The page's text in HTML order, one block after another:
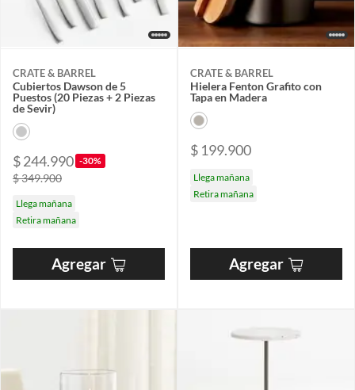
CRATE & BARREL
Cubiertos Dawson de 5
Puestos (20 Piezas + 2 Piezas
de Sevir)
$ 244.990 -30%
$ 349.900
Llega mañana
Retira mañana
Agregar
CRATE & BARREL
Hielera Fenton Grafito con
Tapa en Madera
$ 199.900
Llega mañana
Retira mañana
Agregar